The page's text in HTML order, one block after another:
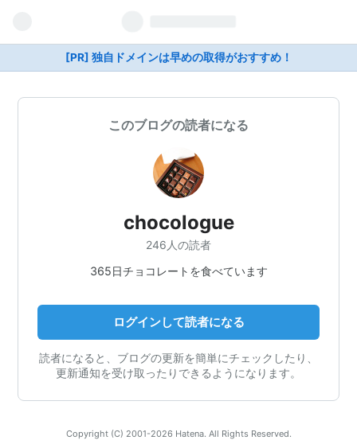
[PR] 独自ドメインは早めの取得がおすすめ！
このブログの読者になる
chocologue
246人の読者
365日チョコレートを食べています
ログインして読者になる
読者になると、ブログの更新を簡単にチェックしたり、
更新通知を受け取ったりできるようになります。
Copyright (C) 2001-2026 Hatena. All Rights Reserved.